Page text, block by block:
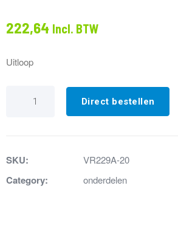
222,64 Incl. BTW
Uitloop
RVS
170mm
(50mm
verlengd)
Direct bestellen
SKU: VR229A-20
Category: onderdelen